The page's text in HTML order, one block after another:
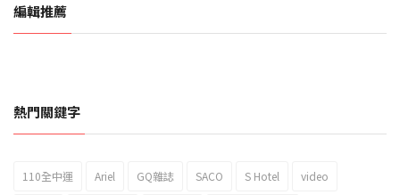
編輯推薦
2023新北市北海岸國際風箏節「風在石起」霸氣回歸
熱門關鍵字
110全中運 Ariel GQ雜誌 SACO S Hotel video